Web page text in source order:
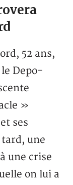
52 ans,
Depo-
»
ses
tard, une
une crise
on lui a